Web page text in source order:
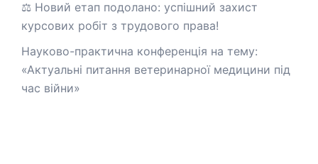
⚖️ Новий етап подолано: успішний захист
курсових робіт з трудового права!
Науково-практична конференція на тему:
«Актуальні питання ветеринарної медицини під
час війни»